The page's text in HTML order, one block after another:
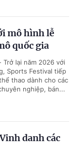
mô hình lễ
quốc gia
Trở lại năm 2026 với
Sports Festival tiếp
thao dành cho các
nghiệp, bán...
danh các